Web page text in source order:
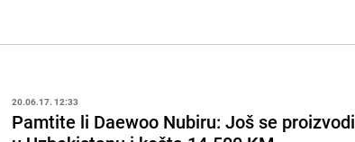
20.06.17. 12:33
Pamtite li Daewoo Nubiru: Još se proizvodi